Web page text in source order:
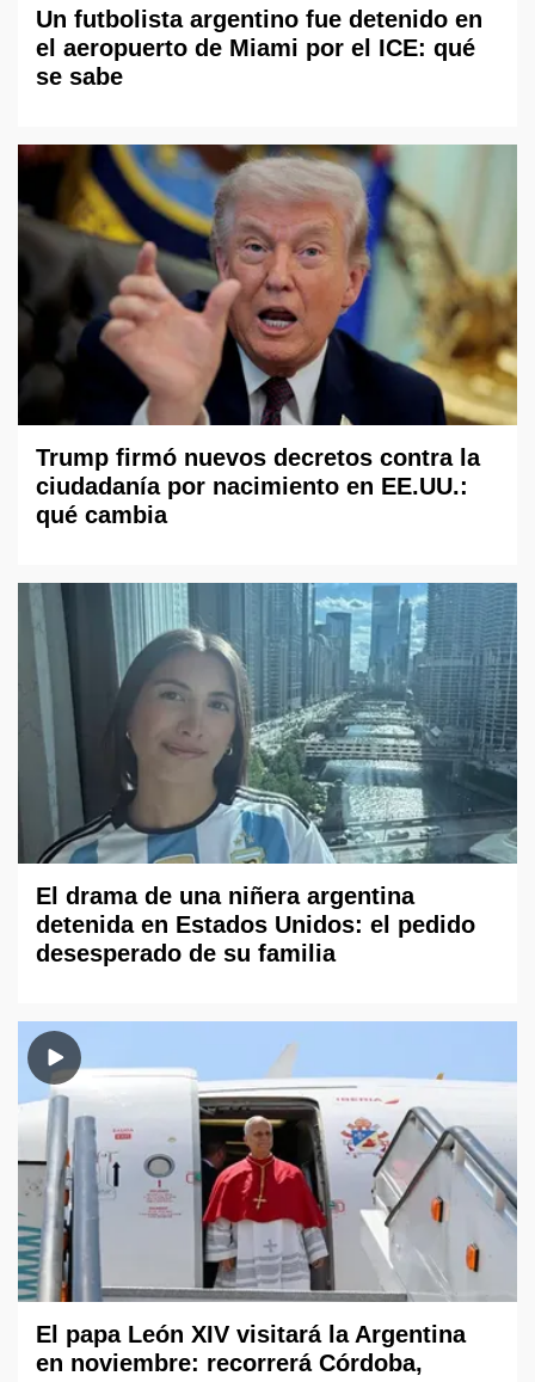
Un futbolista argentino fue detenido en
el aeropuerto de Miami por el ICE: qué
se sabe
Trump firmó nuevos decretos contra la
ciudadanía por nacimiento en EE.UU.:
qué cambia
El drama de una niñera argentina
detenida en Estados Unidos: el pedido
desesperado de su familia
El papa León XIV visitará la Argentina
en noviembre: recorrerá Córdoba,